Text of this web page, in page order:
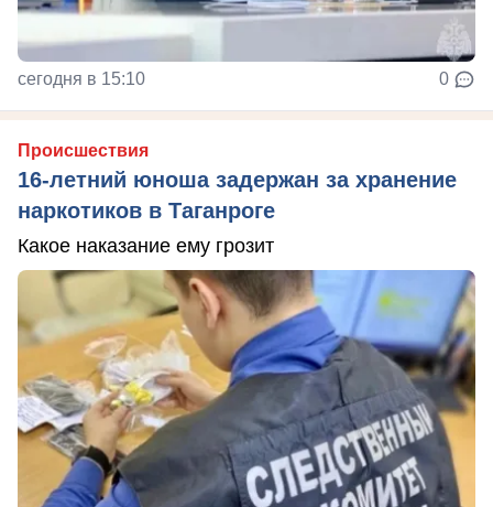
сегодня в 15:10 0
Происшествия
16-летний юноша задержан за хранение
наркотиков в Таганроге
Какое наказание ему грозит